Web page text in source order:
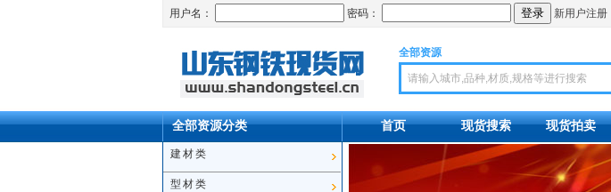
用户名： 密码： 新用户注册
全部资源
全部资源分类 首页 现货搜索 现货拍卖
建材类
型材类